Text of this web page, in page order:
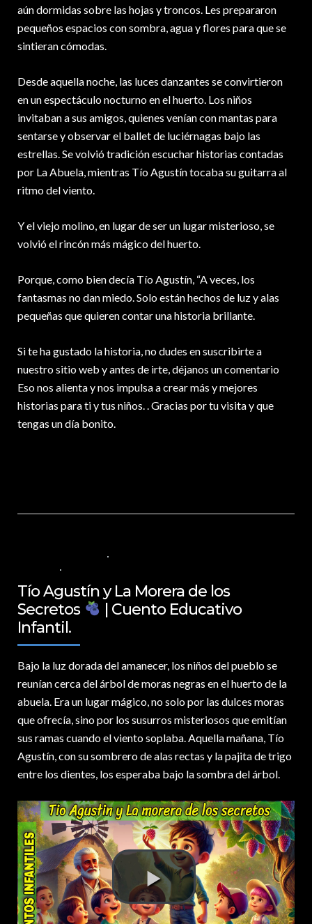
aún dormidas sobre las hojas y troncos. Les prepararon
pequeños espacios con sombra, agua y flores para que se
sintieran cómodas.
Desde aquella noche, las luces danzantes se convirtieron
en un espectáculo nocturno en el huerto. Los niños
invitaban a sus amigos, quienes venían con mantas para
sentarse y observar el ballet de luciérnagas bajo las
estrellas. Se volvió tradición escuchar historias contadas
por La Abuela, mientras Tío Agustín tocaba su guitarra al
ritmo del viento.
Y el viejo molino, en lugar de ser un lugar misterioso, se
volvió el rincón más mágico del huerto.
Porque, como bien decía Tío Agustín, “A veces, los
fantasmas no dan miedo. Solo están hechos de luz y alas
pequeñas que quieren contar una historia brillante.
Si te ha gustado la historia, no dudes en suscribirte a
nuestro sitio web y antes de irte, déjanos un comentario
Eso nos alienta y nos impulsa a crear más y mejores
historias para ti y tus niños. . Gracias por tu visita y que
tengas un día bonito.
Tío Agustín y La Morera de los
Secretos
| Cuento Educativo
Infantil.
Bajo la luz dorada del amanecer, los niños del pueblo se
reunían cerca del árbol de moras negras en el huerto de la
abuela. Era un lugar mágico, no solo por las dulces moras
que ofrecía, sino por los susurros misteriosos que emitían
sus ramas cuando el viento soplaba. Aquella mañana, Tío
Agustín, con su sombrero de alas rectas y la pajita de trigo
entre los dientes, los esperaba bajo la sombra del árbol.